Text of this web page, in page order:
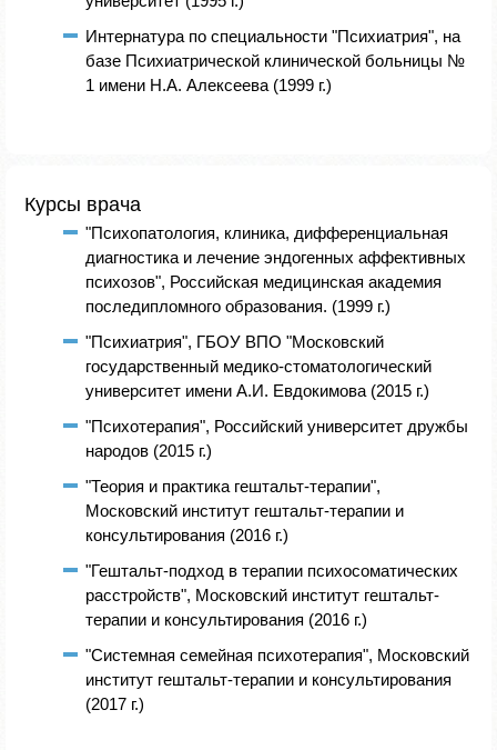
Интернатура по специальности "Психиатрия", на
базе Психиатрической клинической больницы №
1 имени Н.А. Алексеева (1999 г.)
Курсы врача
"Психопатология, клиника, дифференциальная
диагностика и лечение эндогенных аффективных
психозов", Российская медицинская академия
последипломного образования. (1999 г.)
"Психиатрия", ГБОУ ВПО "Московский
государственный медико-стоматологический
университет имени А.И. Евдокимова (2015 г.)
"Психотерапия", Российский университет дружбы
народов (2015 г.)
"Теория и практика гештальт-терапии",
Московский институт гештальт-терапии и
консультирования (2016 г.)
"Гештальт-подход в терапии психосоматических
расстройств", Московский институт гештальт-
терапии и консультирования (2016 г.)
"Системная семейная психотерапия", Московский
институт гештальт-терапии и консультирования
(2017 г.)